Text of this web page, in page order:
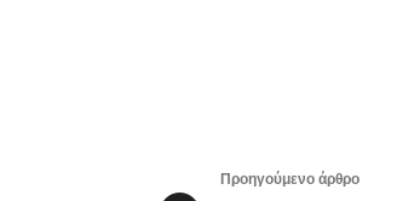
Προηγούμενο άρθρο